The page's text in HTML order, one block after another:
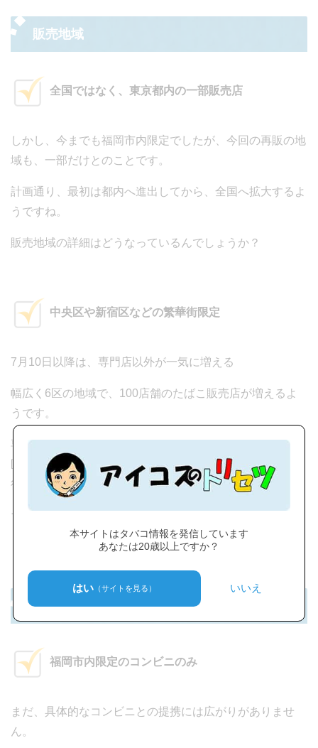
本サイトはタバコ情報を発信しています
あなたは20歳以上ですか？
はい （サイトを見る） いいえ
販売地域
全国ではなく、東京都内の一部販売店
しかし、今までも福岡市内限定でしたが、今回の再販の地
域も、一部だけとのことです。
計画通り、最初は都内へ進出してから、全国へ拡大するよ
うですね。
販売地域の詳細はどうなっているんでしょうか？
中央区や新宿区などの繁華街限定
7月10日以降は、専門店以外が一気に増える
幅広く6区の地域で、100店舗のたばこ販売店が増えるよ
うです。
専門店では、新宿区や中央区限定でしたが、港区、 渋谷
区、千代田区、 品川区と店舗が広がりますので、さらに
行きやすくなりますね。
ちなみに、コンビニでの販売状況はどうなっているんでし
コンビニ取扱店の販売状況
福岡市内限定のコンビニのみ
まだ、具体的なコンビニとの提携には広がりがありませ
ん。